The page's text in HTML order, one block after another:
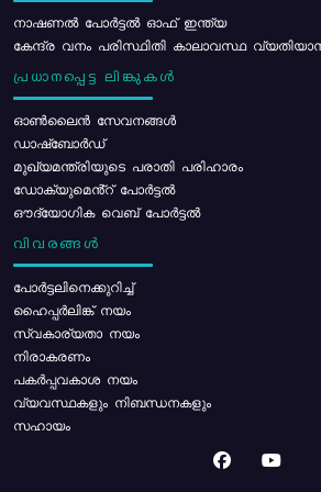
നാഷണൽ പോർട്ടൽ ഓഫ് ഇന്ത്യ
കേന്ദ്ര വനം പരിസ്ഥിതി കാലാവസ്ഥ
പ്രധാനപ്പെട്ട ലിങ്കുകൾ
ഓൺലൈൻ സേവനങ്ങൾ
ഡാഷ്ബോർഡ്
മുഖ്യമന്ത്രിയുടെ പരാതി പരിഹാരം
ഡോക്യുമെൻ്റ് പോർട്ടൽ
ഔദ്യോഗിക വെബ് പോർട്ടൽ
വിവരങ്ങൾ
പോര്‍ട്ടലിനെക്കുറിച്ച്
ഹൈപ്പർലിങ്ക് നയം
സ്വകാര്യതാ നയം
നിരാകരണം
പകർപ്പവകാശ നയം
വ്യവസ്ഥകളും നിബന്ധനകളും
സഹായം